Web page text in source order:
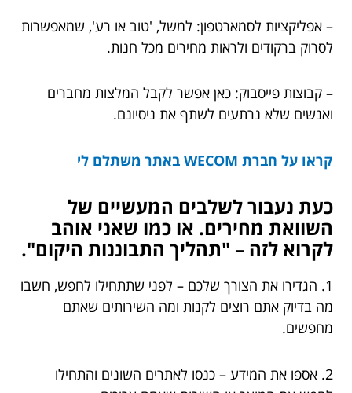
– אפליקציות לסמארטפון: למשל, 'טוב או רע', שמאפשרות
לסרוק ברקודים ולראות מחירים מכל חנות.
– קבוצות פייסבוק: כאן אפשר לקבל המלצות מחברים
ואנשים שלא נרתעים לשתף את ניסיונם.
קראו על חברת WECOM באתר משתלם לי
כעת נעבור לשלבים המעשיים של
השוואת מחירים. או כמו שאני אוהב
לקרוא לזה – "תהליך התבוננות היקום".
1. הגדירו את הצורך שלכם – לפני שתתחילו לחפש, חשבו
מה בדיוק אתם רוצים לקנות ומה השירותים שאתם
מחפשים.
2. אספו את המידע – כנסו לאתרים השונים והתחילו